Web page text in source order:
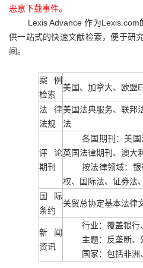
恶意下载事件。
Lexis Advance 作为
供一站式的快速文献检索，便于研
间。
案例
检索
美国、加拿大、欧盟
法律
法规
美国法典服务、联邦
法
评论
期刊
各国期刊：美
英国法律期刊、澳大
按法律领域：
权、国际法、证券法
国际
条约
关贸总协定基本法律
新闻
资讯
行业：覆盖银行
主题：反垄断
国家：包括非